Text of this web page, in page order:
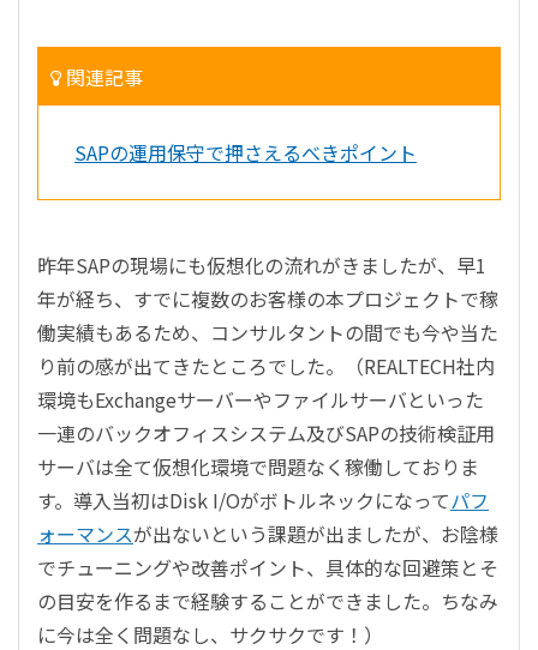
関連記事
SAPの運用保守で押さえるべきポイント
昨年SAPの現場にも仮想化の流れがきましたが、早1
年が経ち、すでに複数のお客様の本プロジェクトで稼
働実績もあるため、コンサルタントの間でも今や当た
り前の感が出てきたところでした。（REALTECH社内
環境もExchangeサーバーやファイルサーバといった
一連のバックオフィスシステム及びSAPの技術検証用
サーバは全て仮想化環境で問題なく稼働しておりま
す。導入当初はDisk I/Oがボトルネックになってパフ
ォーマンスが出ないという課題が出ましたが、お陰様
でチューニングや改善ポイント、具体的な回避策とそ
の目安を作るまで経験することができました。ちなみ
に今は全く問題なし、サクサクです！）